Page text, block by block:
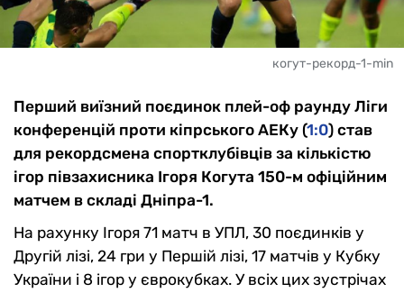
когут-рекорд-1-min
Перший виїзний поєдинок плей-оф раунду Ліги
конференцій проти кіпрського АЕКу (1:0) став
для рекордсмена спортклубівців за кількістю
ігор півзахисника Ігоря Когута 150-м офіційним
матчем в складі Дніпра-1.
На рахунку Ігоря 71 матч в УПЛ, 30 поєдинків у
Другій лізі, 24 гри у Першій лізі, 17 матчів у Кубку
України і 8 ігор у єврокубках. У всіх цих зустрічах